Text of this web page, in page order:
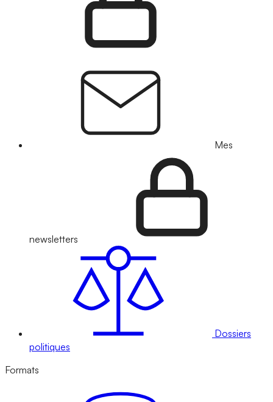
Mes
newsletters
Dossiers
politiques
Formats